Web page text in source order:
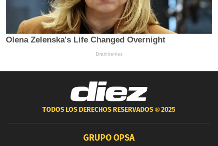
TODOS LOS DERECHOS RESERVADOS ®2025
GRUPO OPSA